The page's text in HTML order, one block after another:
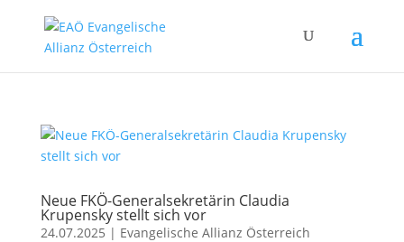
Neue FKÖ-Generalsekretärin Claudia
Krupensky stellt sich vor
24.07.2025 | Evangelische Allianz Österreich